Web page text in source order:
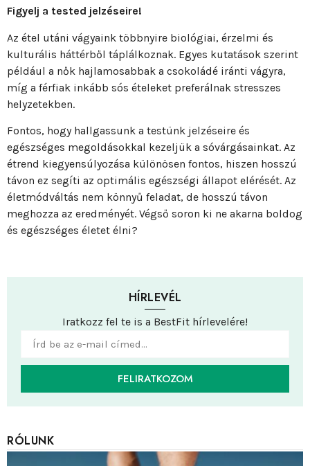
HÍRLEVÉL
Iratkozz fel te is a BestFit hírlevelére!
FELIRATKOZOM
Figyelj a tested jelzéseire!
Az étel utáni vágyaink többnyire biológiai, érzelmi és
kulturális háttérből táplálkoznak. Egyes kutatások szerint
például a nők hajlamosabbak a csokoládé iránti vágyra,
míg a férfiak inkább sós ételeket preferálnak stresszes
helyzetekben.
Fontos, hogy hallgassunk a testünk jelzéseire és
egészséges megoldásokkal kezeljük a sóvárgásainkat. Az
étrend kiegyensúlyozása különösen fontos, hiszen hosszú
távon ez segíti az optimális egészségi állapot elérését. Az
életmódváltás nem könnyű feladat, de hosszú távon
meghozza az eredményét. Végső soron ki ne akarna boldog
és egészséges életet élni?
RÓLUNK